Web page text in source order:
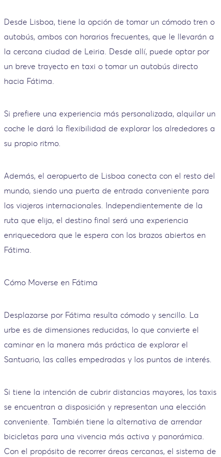
Desde Lisboa, tiene la opción de tomar un cómodo tren o
autobús, ambos con horarios frecuentes, que le llevarán a
la cercana ciudad de Leiria. Desde allí, puede optar por
un breve trayecto en taxi o tomar un autobús directo
hacia Fátima.
Si prefiere una experiencia más personalizada, alquilar un
coche le dará la flexibilidad de explorar los alrededores a
su propio ritmo.
Además, el aeropuerto de Lisboa conecta con el resto del
mundo, siendo una puerta de entrada conveniente para
los viajeros internacionales. Independientemente de la
ruta que elija, el destino final será una experiencia
enriquecedora que le espera con los brazos abiertos en
Fátima.
Cómo Moverse en Fátima
Desplazarse por Fátima resulta cómodo y sencillo. La
urbe es de dimensiones reducidas, lo que convierte el
caminar en la manera más práctica de explorar el
Santuario, las calles empedradas y los puntos de interés.
Si tiene la intención de cubrir distancias mayores, los taxis
se encuentran a disposición y representan una elección
conveniente. También tiene la alternativa de arrendar
bicicletas para una vivencia más activa y panorámica.
Con el propósito de recorrer áreas cercanas, el sistema de